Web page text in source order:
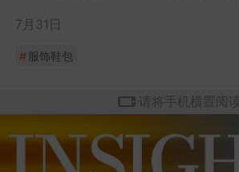
7月31日
# 服饰鞋包
请将手机横置阅读
章
五